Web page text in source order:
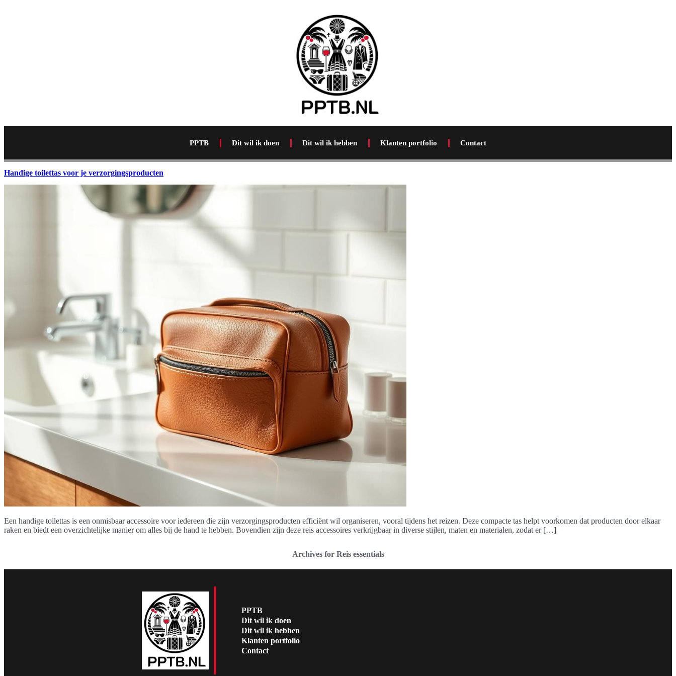
PPTB Dit wil ik doen Dit wil ik hebben Klanten portfolio Contact
Handige toilettas voor je verzorgingsproducten
Een handige toilettas is een onmisbaar accessoire voor iedereen die zijn verzorgingsproducten efficiënt wil organiseren, vooral tijdens het reizen. Deze compacte tas helpt voorkomen dat producten door elkaar
raken en biedt een overzichtelijke manier om alles bij de hand te hebben. Bovendien zijn deze reis accessoires verkrijgbaar in diverse stijlen, maten en materialen, zodat er […]
Archives for Reis essentials
PPTB
Dit wil ik doen
Dit wil ik hebben
Klanten portfolio
Contact